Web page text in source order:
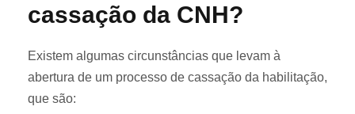
cassação da CNH?
Existem algumas circunstâncias que levam à
abertura de um processo de cassação da habilitação,
que são: